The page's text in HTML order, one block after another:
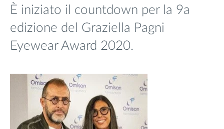
È iniziato il countdown per la 9a
edizione del Graziella Pagni
Eyewear Award 2020.